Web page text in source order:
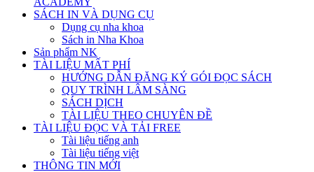
SÁCH IN VÀ DỤNG CỤ
Dụng cụ nha khoa
Sách in Nha Khoa
Sản phẩm NK
TÀI LIỆU MẤT PHÍ
HƯỚNG DẪN ĐĂNG KÝ GÓI ĐỌC SÁCH
QUY TRÌNH LÂM SÀNG
SÁCH DỊCH
TÀI LIỆU THEO CHUYÊN ĐỀ
TÀI LIỆU ĐỌC VÀ TẢI FREE
Tài liệu tiếng anh
Tài liệu tiếng việt
THÔNG TIN MỚI